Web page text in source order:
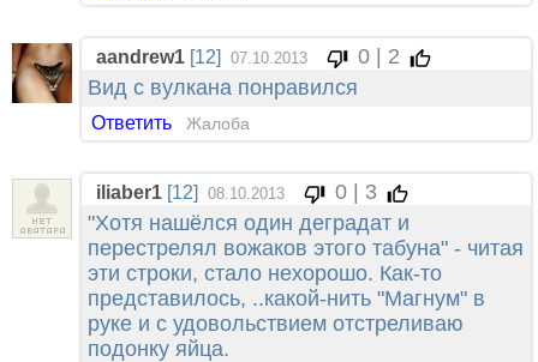
aandrew1 [12] 07.10.2013
0 | 2
Вид с вулкана понравился
Ответить Жалоба
iliaber1 [12] 08.10.2013
0 | 3
"Хотя нашёлся один деградат и
перестрелял вожаков этого табуна" - читая
эти строки, стало нехорошо. Как-то
представилось, ..какой-нить "Магнум" в
руке и с удовольствием отстреливаю
подонку яйца.